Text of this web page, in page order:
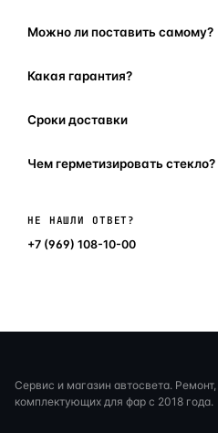
Можно ли поставить самому?
Какая гарантия?
Сроки доставки
Чем герметизировать стекло?
НЕ НАШЛИ ОТВЕТ?
+7 (969) 108-10-00
Сервис и магазин автосвета.
комплектующих для фар с 2018 года.